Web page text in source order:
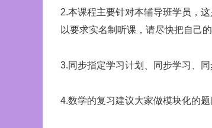
2.本课程主要针对本辅导班学员，
以要求实名制听课，请尽快把自己
3.同步指定学习计划、同步学习、同
4.数学的复习建议大家做模块化的